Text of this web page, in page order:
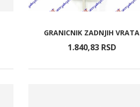
GRANICNIK ZADNJIH VRATA
1.840,83 RSD